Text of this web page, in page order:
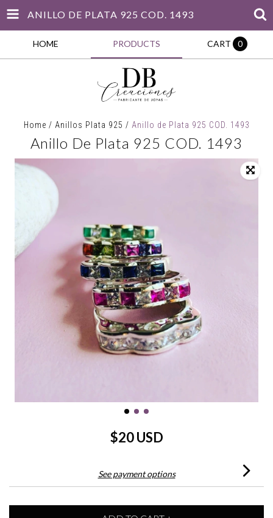
ANILLO DE PLATA 925 COD. 1493
HOME PRODUCTS CART 0
Home / Anillos Plata 925 / Anillo de Plata 925 COD. 1493
Anillo De Plata 925 COD. 1493
$20 USD
See payment options